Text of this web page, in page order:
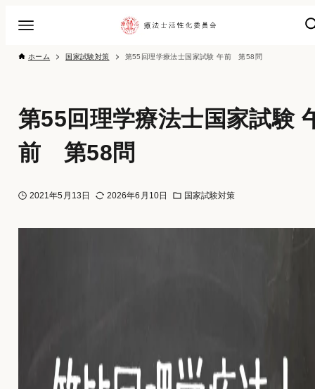
ホーム 国家試験対策 第55回理学療法士国家試験 午前 第58問
第55回理学療法士国家試験
前 第58問
2021年5月13日 2026年6月10日 国家試験対策